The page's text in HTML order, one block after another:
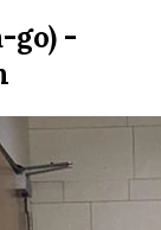
go) -